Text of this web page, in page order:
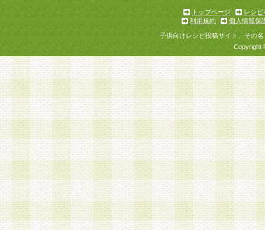
トップページ
レシピ
利用規約
個人情報保
子供向けレシピ投稿サイト、その
Copyright